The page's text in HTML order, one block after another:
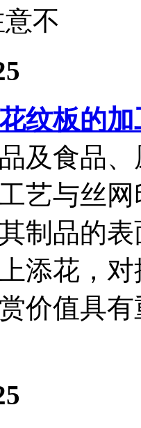
不
纹板的
及食品
艺与丝
制品的
添花，
价值具